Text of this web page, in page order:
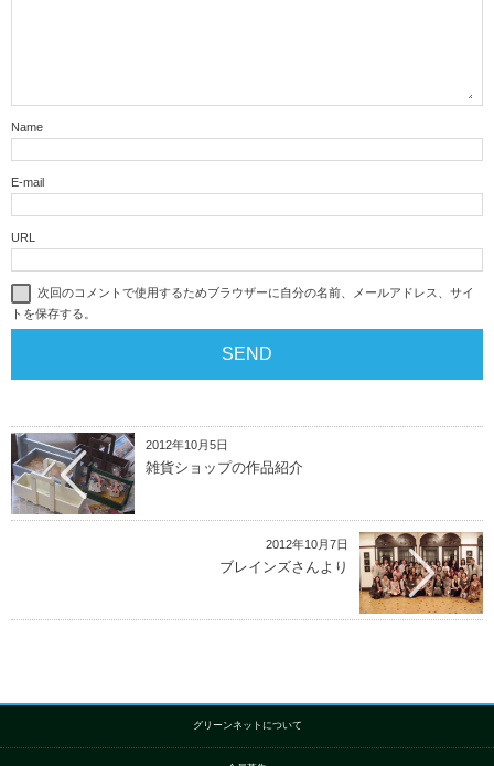
Name
E-mail
URL
次回のコメントで使用するためブラウザーに自分の名前、メールアドレス、サイ
トを保存する。
2012年10月5日
雑貨ショップの作品紹介
2012年10月7日
ブレインズさんより
グリーンネットについて